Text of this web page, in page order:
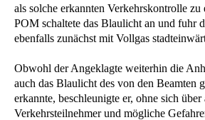
als solche erkannten Verkehrskontrolle
POM schaltete das Blaulicht an und fuhr
ebenfalls zunächst mit Vollgas
Obwohl der Angeklagte weiterhin die
auch das Blaulicht des von den Beamten
erkannte, beschleunigte er, ohne sich über
Verkehrsteilnehmer und mögliche